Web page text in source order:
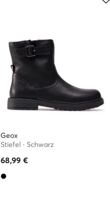
Geox
Stiefel · Schwarz
68,99 €